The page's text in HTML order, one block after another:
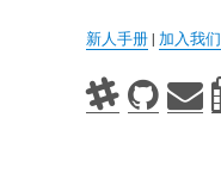
新人手册| 加入我们